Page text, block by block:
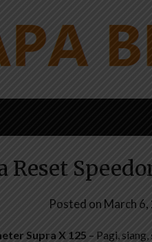
Reset
Posted on March 6,
Supra X 125 – Pagi,